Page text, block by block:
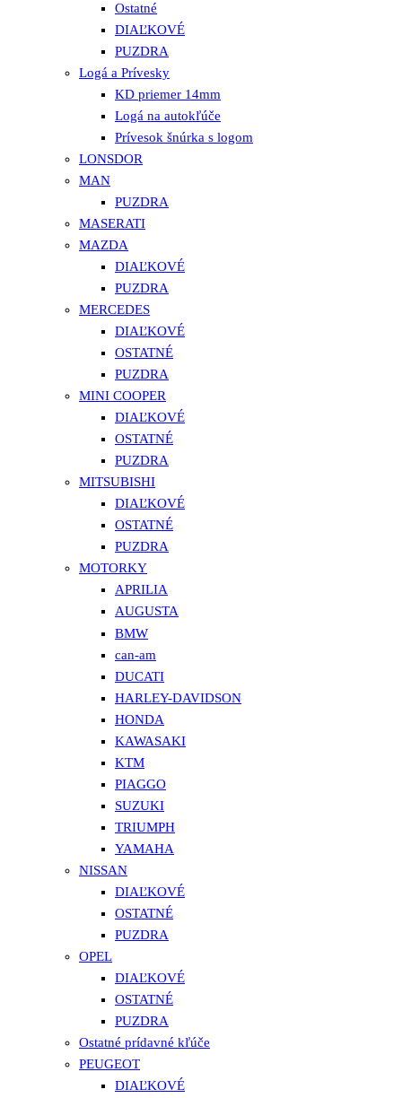
Ostatné
DIAĽKOVÉ
PUZDRA
Logá a Prívesky
KD priemer 14mm
Logá na autokľúče
Prívesok šnúrka s logom
LONSDOR
MAN
PUZDRA
MASERATI
MAZDA
DIAĽKOVÉ
PUZDRA
MERCEDES
DIAĽKOVÉ
OSTATNÉ
PUZDRA
MINI COOPER
DIAĽKOVÉ
OSTATNÉ
PUZDRA
MITSUBISHI
DIAĽKOVÉ
OSTATNÉ
PUZDRA
MOTORKY
APRILIA
AUGUSTA
BMW
can-am
DUCATI
HARLEY-DAVIDSON
HONDA
KAWASAKI
KTM
PIAGGO
SUZUKI
TRIUMPH
YAMAHA
NISSAN
DIAĽKOVÉ
OSTATNÉ
PUZDRA
OPEL
DIAĽKOVÉ
OSTATNÉ
PUZDRA
Ostatné prídavné kľúče
PEUGEOT
DIAĽKOVÉ